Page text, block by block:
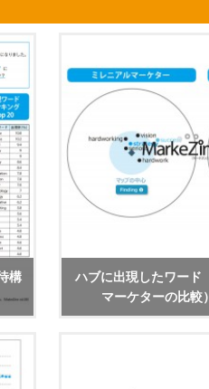
構
ハブに出現したワード
マーケターの比較